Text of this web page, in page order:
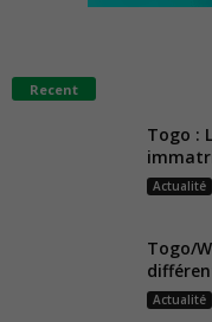
Recent
Togo :
Actualité
Togo/
Actualité